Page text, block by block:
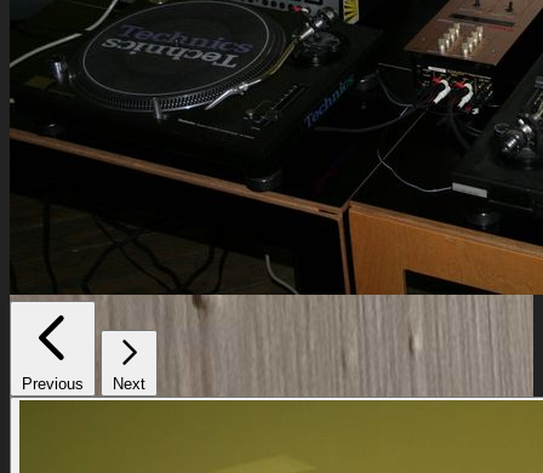
Previous Next